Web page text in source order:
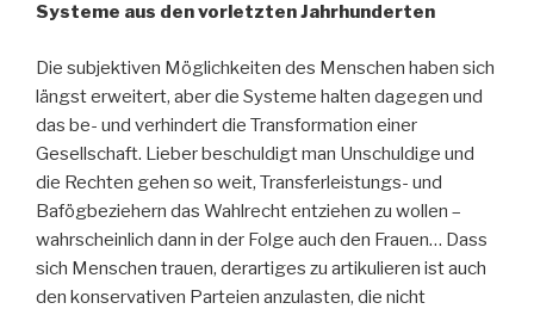
Systeme aus den vorletzten Jahrhunderten
Die subjektiven Möglichkeiten des Menschen haben sich
längst erweitert, aber die Systeme halten dagegen und
das be- und verhindert die Transformation einer
Gesellschaft. Lieber beschuldigt man Unschuldige und
die Rechten gehen so weit, Transferleistungs- und
Bafögbeziehern das Wahlrecht entziehen zu wollen –
wahrscheinlich dann in der Folge auch den Frauen… Dass
sich Menschen trauen, derartiges zu artikulieren ist auch
den konservativen Parteien anzulasten, die nicht